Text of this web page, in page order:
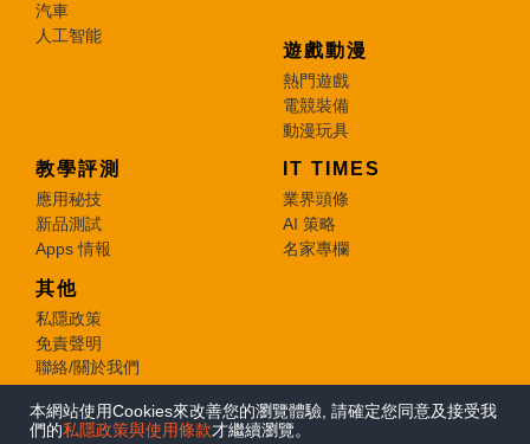
本網站使用Cookies來改善您的瀏覽體驗, 請確定您同意及接受我
們的私隱政策與使用條款才繼續瀏覽。
汽車
人工智能
遊戲動漫
熱門遊戲
電競裝備
動漫玩具
教學評測
應用秘技
新品測試
Apps 情報
IT TIMES
業界頭條
AI 策略
名家專欄
其他
私隱政策
免責聲明
聯絡/關於我們
© 2026 e-zone. All Rights Reserved.